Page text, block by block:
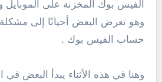
الفيس بوك المخزنة على
وهو تعرض البعض أحيانًا إلى
حساب الفيس بوك .
وهنا في هذه الأثناء يبدأ البعض